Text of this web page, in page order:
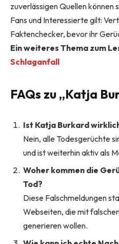
zuverlässigen Quellen
Fans und Interessierte gilt:
Faktenchecker, bevor ihr
Ein weiteres Thema zum
Schlaganfall
FAQs zu „Katja
Ist Katja Burkard
Nein, alle Todesgerüchte
und ist weiterhin aktiv als
Woher kommen die
Tod?
Diese Falschmeldungen
Webseiten, die mit
generieren wollen.